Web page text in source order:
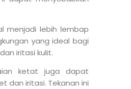
menjadi lebih lembap
yang ideal bagi
iritasi kulit.
ketat juga dapat
dan iritasi. Tekanan ini